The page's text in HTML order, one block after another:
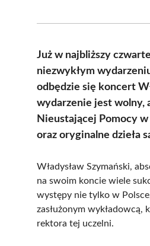
Już w najbliższy
niezwykłym
odbędzie się koncert
wydarzenie jest wolny,
Nieustającej Pomocy
oraz oryginalne dzieła
Władysław Szymański,
na swoim koncie wiele
występy nie tylko w
zasłużonym wykładowcą,
rektora tej uczelni.